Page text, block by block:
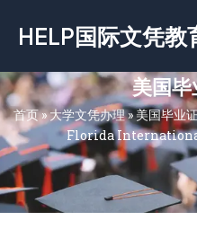
容
HELP国际文凭教
美国毕
首页»大学文凭办理»美国毕业
Florida